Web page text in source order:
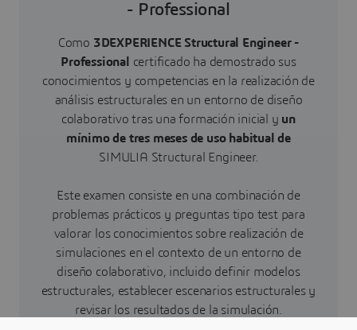
- Professional
Como 3DEXPERIENCE Structural Engineer -
Professional
certificado ha demostrado sus
conocimientos y competencias en la realización de
análisis estructurales en un entorno de diseño
colaborativo tras una formación inicial y un
mínimo de tres meses de uso habitual de
SIMULIA Structural Engineer.
Este examen consiste en una combinación de
problemas prácticos y preguntas tipo test para
valorar los conocimientos sobre realización de
simulaciones en el contexto de un entorno de
diseño colaborativo, incluido definir modelos
estructurales, establecer escenarios estructurales y
revisar los resultados de la simulación.